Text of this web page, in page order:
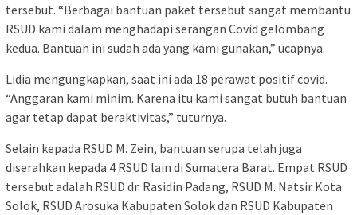
tersebut. “Berbagai bantuan paket tersebut sangat membantu
RSUD kami dalam menghadapi serangan Covid gelombang
kedua. Bantuan ini sudah ada yang kami gunakan,” ucapnya.
Lidia mengungkapkan, saat ini ada 18 perawat positif covid.
“Anggaran kami minim. Karena itu kami sangat butuh bantuan
agar tetap dapat beraktivitas,” tuturnya.
Selain kepada RSUD M. Zein, bantuan serupa telah juga
diserahkan kepada 4 RSUD lain di Sumatera Barat. Empat RSUD
tersebut adalah RSUD dr. Rasidin Padang, RSUD M. Natsir Kota
Solok, RSUD Arosuka Kabupaten Solok dan RSUD Kabupaten